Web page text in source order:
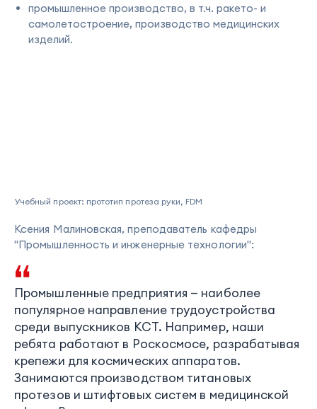
промышленное производство, в т.ч. ракето- и
самолетостроение, производство медицинских
изделий.
Учебный проект: прототип протеза руки, FDM
Ксения Малиновская, преподаватель кафедры
"Промышленность и инженерные технологии":
Промышленные предприятия — наиболее
популярное направление трудоустройства
среди выпускников КСТ. Например, наши
ребята работают в Роскосмосе, разрабатывая
крепежи для космических аппаратов.
Занимаются производством титановых
протезов и штифтовых систем в медицинской